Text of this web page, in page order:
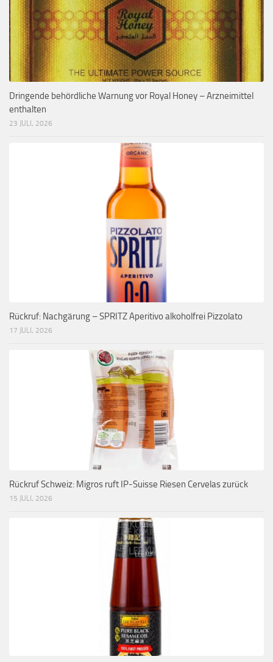
Dringende behördliche Warnung vor Royal Honey – Arzneimittel
enthalten
23 JULI, 2026
Rückruf: Nachgärung – SPRITZ Aperitivo alkoholfrei Pizzolato
17 JULI, 2026
Rückruf Schweiz: Migros ruft IP-Suisse Riesen Cervelas zurück
15 JULI, 2026